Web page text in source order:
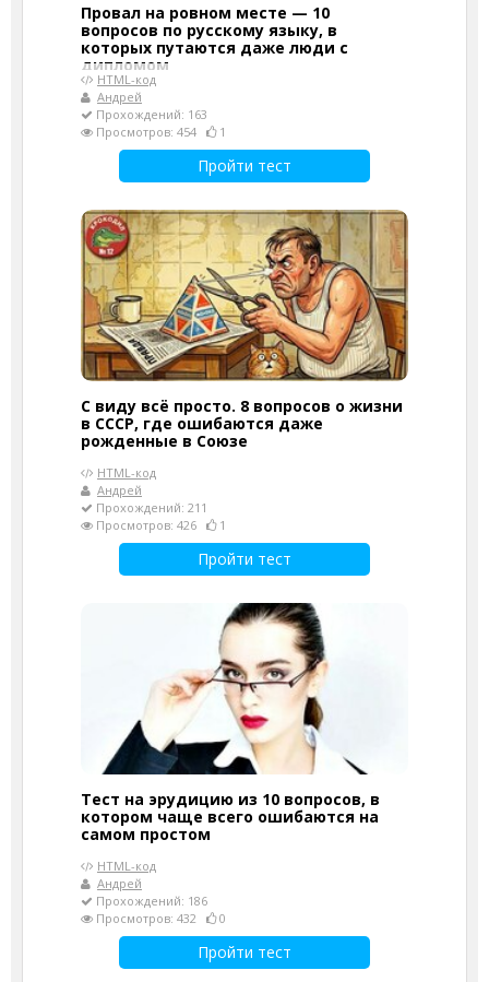
Провал на ровном месте — 10
вопросов по русскому языку, в
которых путаются даже люди с
дипломом
HTML-код
Андрей
Прохождений: 163
Просмотров: 454
1
Пройти тест
С виду всё просто. 8 вопросов о жизни
в СССР, где ошибаются даже
рожденные в Союзе
HTML-код
Андрей
Прохождений: 211
Просмотров: 426
1
Пройти тест
Тест на эрудицию из 10 вопросов, в
котором чаще всего ошибаются на
самом простом
HTML-код
Андрей
Прохождений: 186
Просмотров: 432
0
Пройти тест